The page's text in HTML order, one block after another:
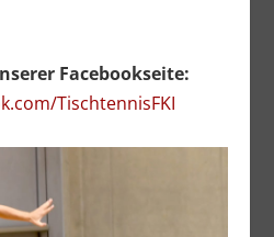
Facebookseite:
TischtennisFKI